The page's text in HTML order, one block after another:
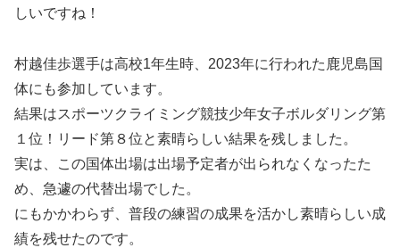
しいですね！
村越佳歩選手は高校1年生時、2023年に行われた鹿児島国
体にも参加しています。
結果はスポーツクライミング競技少年女子ボルダリング第
１位！リード第８位と素晴らしい結果を残しました。
実は、この国体出場は出場予定者が出られなくなったた
め、急遽の代替出場でした。
にもかかわらず、普段の練習の成果を活かし素晴らしい成
績を残せたのです。